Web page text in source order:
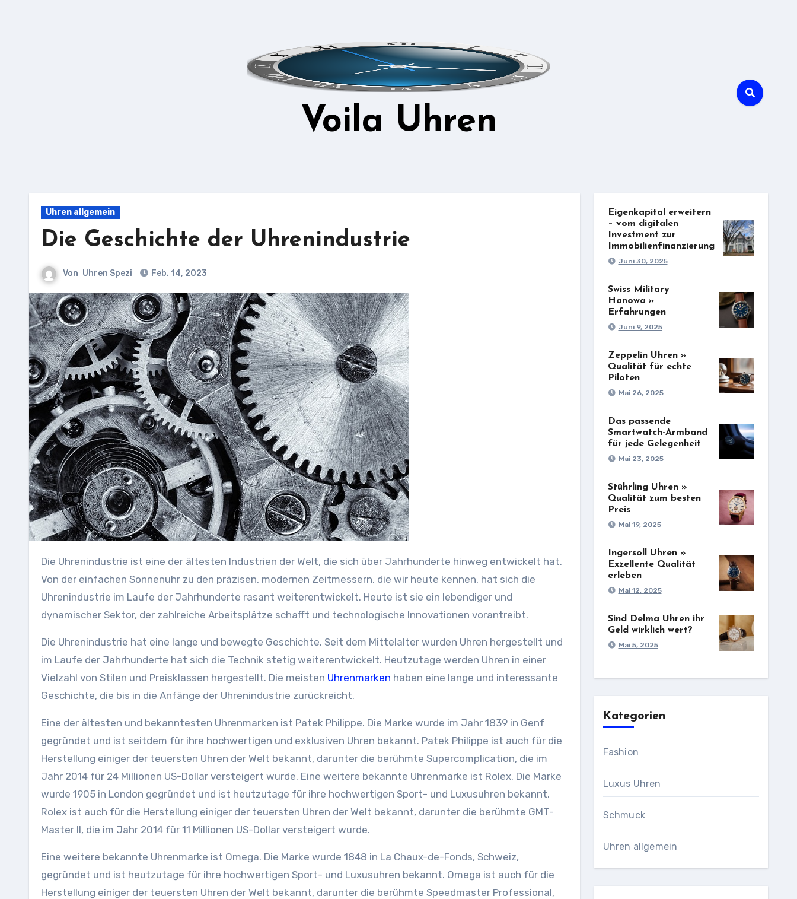
Voila Uhren
Uhren allgemein
Die Geschichte der Uhrenindustrie
Von Uhren Spezi Feb. 14, 2023
Die Uhrenindustrie ist eine der ältesten Industrien der Welt, die sich über Jahrhunderte hinweg entwickelt hat.
Von der einfachen Sonnenuhr zu den präzisen, modernen Zeitmessern, die wir heute kennen, hat sich die
Uhrenindustrie im Laufe der Jahrhunderte rasant weiterentwickelt. Heute ist sie ein lebendiger und
dynamischer Sektor, der zahlreiche Arbeitsplätze schafft und technologische Innovationen vorantreibt.
Die Uhrenindustrie hat eine lange und bewegte Geschichte. Seit dem Mittelalter wurden Uhren hergestellt und
im Laufe der Jahrhunderte hat sich die Technik stetig weiterentwickelt. Heutzutage werden Uhren in einer
Vielzahl von Stilen und Preisklassen hergestellt. Die meisten Uhrenmarken haben eine lange und interessante
Geschichte, die bis in die Anfänge der Uhrenindustrie zurückreicht.
Eine der ältesten und bekanntesten Uhrenmarken ist Patek Philippe. Die Marke wurde im Jahr 1839 in Genf
gegründet und ist seitdem für ihre hochwertigen und exklusiven Uhren bekannt. Patek Philippe ist auch für die
Herstellung einiger der teuersten Uhren der Welt bekannt, darunter die berühmte Supercomplication, die im
Jahr 2014 für 24 Millionen US-Dollar versteigert wurde. Eine weitere bekannte Uhrenmarke ist Rolex. Die Marke
wurde 1905 in London gegründet und ist heutzutage für ihre hochwertigen Sport- und Luxusuhren bekannt.
Rolex ist auch für die Herstellung einiger der teuersten Uhren der Welt bekannt, darunter die berühmte GMT-
Master II, die im Jahr 2014 für 11 Millionen US-Dollar versteigert wurde.
Eine weitere bekannte Uhrenmarke ist Omega. Die Marke wurde 1848 in La Chaux-de-Fonds, Schweiz,
gegründet und ist heutzutage für ihre hochwertigen Sport- und Luxusuhren bekannt. Omega ist auch für die
Herstellung einiger der teuersten Uhren der Welt bekannt, darunter die berühmte Speedmaster Professional,
Eigenkapital erweitern
– vom digitalen
Investment zur
Immobilienfinanzierung
Juni 30, 2025
Swiss Military
Hanowa »
Erfahrungen
Juni 9, 2025
Zeppelin Uhren »
Qualität für echte
Piloten
Mai 26, 2025
Das passende
Smartwatch-Armband
für jede Gelegenheit
Mai 23, 2025
Stührling Uhren »
Qualität zum besten
Preis
Mai 19, 2025
Ingersoll Uhren »
Exzellente Qualität
erleben
Mai 12, 2025
Sind Delma Uhren ihr
Geld wirklich wert?
Mai 5, 2025
Kategorien
Fashion
Luxus Uhren
Schmuck
Uhren allgemein